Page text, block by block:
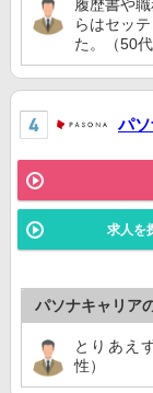
履歴書や
らはセッ
た。（50代
パ
求人を
パソナキャリア
とりあえ
性）